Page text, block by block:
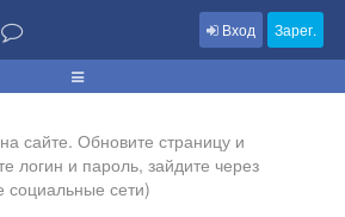
Вход Зарег.
сайте. Обновите страницу и
логин и пароль, зайдите через
социальные сети)